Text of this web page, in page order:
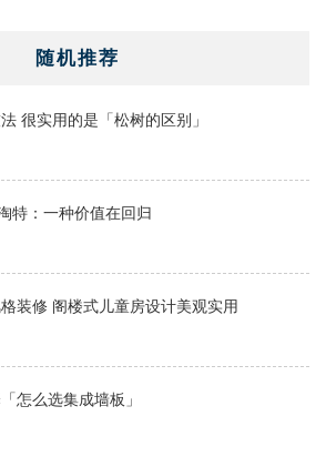
随机推荐
很实用的是「松树的区别」
特：一种价值在回归
装修 阁楼式儿童房设计美观实用
怎么选集成墙板」